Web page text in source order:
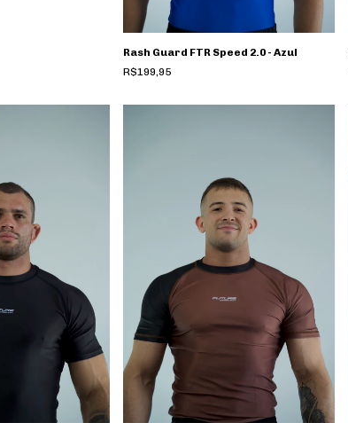
Rash Guard FTR Speed 2.0 - Azul
R$199,95